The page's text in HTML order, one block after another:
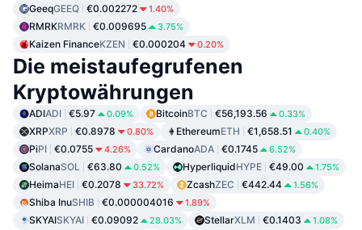
GeeqGEEQ €0.002272 1.40%
RMRKRMRK €0.009695 3.75%
Kaizen FinanceKZEN €0.000204 0.20%
Die meistaufegrufenen
Kryptowährungen
ADIADI €5.97 0.09% BitcoinBTC €56,193.56 0.33%
XRPXRP €0.8978 0.80% EthereumETH €1,658.51 0.40%
PiPI €0.0755 4.26% CardanoADA €0.1745 6.52%
SolanaSOL €63.80 0.52% HyperliquidHYPE €49.00 1.75%
HeimaHEI €0.2078 33.72% ZcashZEC €442.44 1.56%
Shiba InuSHIB €0.000004016 1.89%
SKYAISKYAI €0.09092 28.03% StellarXLM €0.1403 1.08%